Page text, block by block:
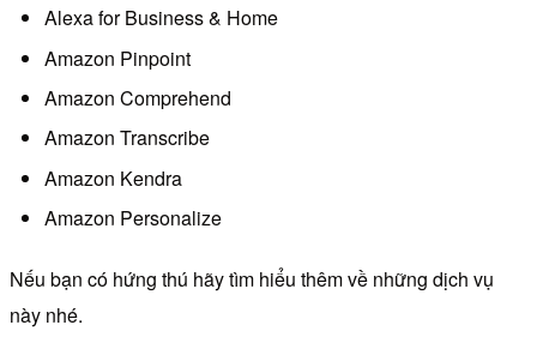
Alexa for Business & Home
Amazon Pinpoint
Amazon Comprehend
Amazon Transcribe
Amazon Kendra
Amazon Personalize
Nếu bạn có hứng thú hãy tìm hiểu thêm về những dịch vụ
này nhé.